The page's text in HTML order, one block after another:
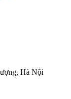
Hà Nội